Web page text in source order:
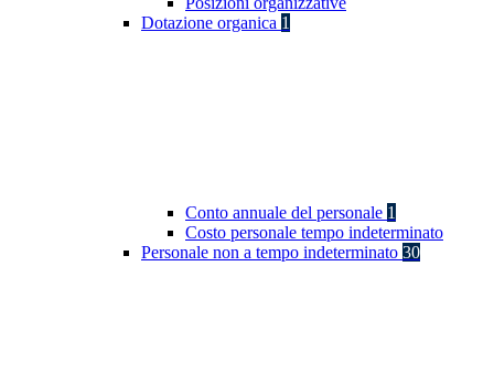
Dotazione organica 1
Conto annuale del personale 1
Costo personale tempo indeterminato
Personale non a tempo indeterminato 30